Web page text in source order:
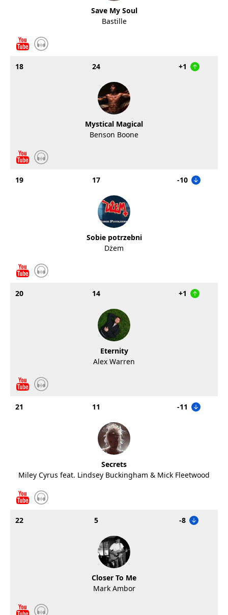
Save My Soul
Bastille
18 24 +1
Mystical Magical
Benson Boone
19 17 -10
Sobie potrzebni
Dżem
20 14 +1
Eternity
Alex Warren
21 11 -11
Secrets
Miley Cyrus feat. Lindsey Buckingham & Mick Fleetwood
22 5 -8
Closer To Me
Mark Ambor